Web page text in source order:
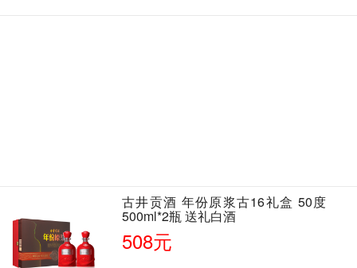
古井贡酒 年份原浆古16礼盒 50度
500ml*2瓶 送礼白酒
508元